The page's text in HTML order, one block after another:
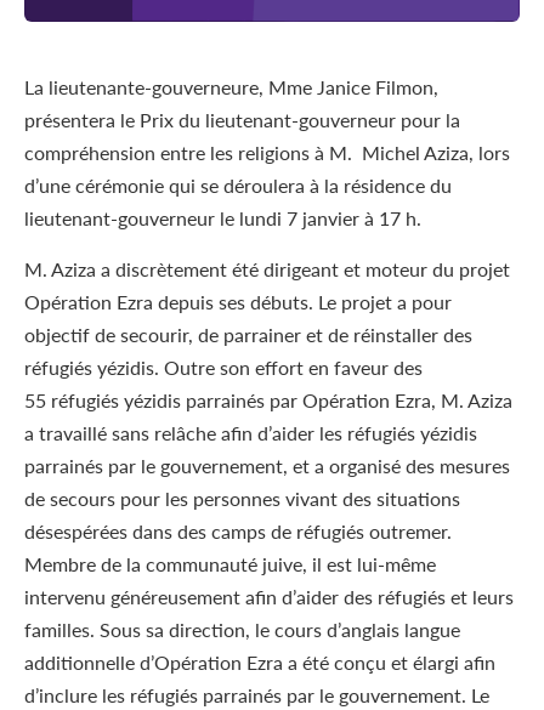
La lieutenante-gouverneure, Mme Janice Filmon,
présentera le Prix du lieutenant-gouverneur pour la
compréhension entre les religions à M. Michel Aziza, lors
d’une cérémonie qui se déroulera à la résidence du
lieutenant-gouverneur le lundi 7 janvier à 17 h.
M. Aziza a discrètement été dirigeant et moteur du projet
Opération Ezra depuis ses débuts. Le projet a pour
objectif de secourir, de parrainer et de réinstaller des
réfugiés yézidis. Outre son effort en faveur des
55 réfugiés yézidis parrainés par Opération Ezra, M. Aziza
a travaillé sans relâche afin d’aider les réfugiés yézidis
parrainés par le gouvernement, et a organisé des mesures
de secours pour les personnes vivant des situations
désespérées dans des camps de réfugiés outremer.
Membre de la communauté juive, il est lui-même
intervenu généreusement afin d’aider des réfugiés et leurs
familles. Sous sa direction, le cours d’anglais langue
additionnelle d’Opération Ezra a été conçu et élargi afin
d’inclure les réfugiés parrainés par le gouvernement. Le